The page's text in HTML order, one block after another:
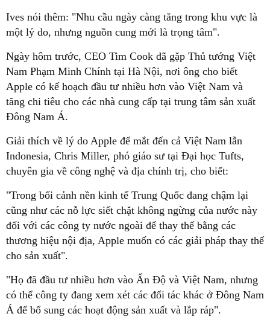
Ives nói thêm: "Nhu cầu ngày càng tăng trong khu vực là
một lý do, nhưng nguồn cung mới là trọng tâm".
Ngày hôm trước, CEO Tim Cook đã gặp Thủ tướng Việt
Nam Phạm Minh Chính tại Hà Nội, nơi ông cho biết
Apple có kế hoạch đầu tư nhiều hơn vào Việt Nam và
tăng chi tiêu cho các nhà cung cấp tại trung tâm sản xuất
Đông Nam Á.
Giải thích về lý do Apple để mắt đến cả Việt Nam lẫn
Indonesia, Chris Miller, phó giáo sư tại Đại học Tufts,
chuyên gia về công nghệ và địa chính trị, cho biết:
"Trong bối cảnh nền kinh tế Trung Quốc đang chậm lại
cũng như các nỗ lực siết chặt không ngừng của nước này
đối với các công ty nước ngoài để thay thế bằng các
thương hiệu nội địa, Apple muốn có các giải pháp thay thế
cho sản xuất".
"Họ đã đầu tư nhiều hơn vào Ấn Độ và Việt Nam, nhưng
có thể công ty đang xem xét các đối tác khác ở Đông Nam
Á để bổ sung các hoạt động sản xuất và lắp ráp".